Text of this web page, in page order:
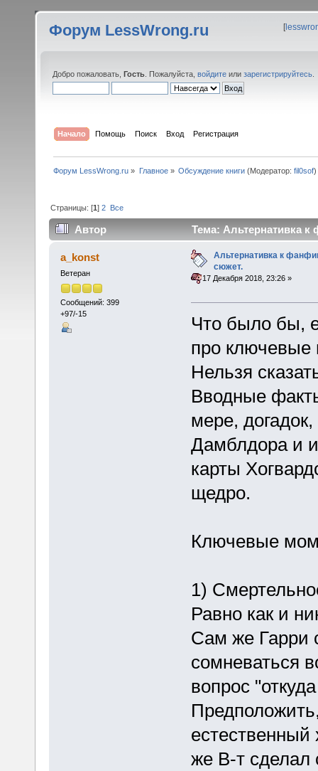
Форум LessWrong.ru [
Добро пожаловать, Гость . Пожалуйста, войдите или зарегистрируйтесь
Начало Помощь Поиск Вход Регистрация
Форум LessWrong.ru » Главное» Обсуждение книги(Модератор: fil0sof)
Страницы: [1]2 Все
Автор Тема: Альтернативка
a_konst
Ветеран
Сообщений: 399
+97/-15
Альтернативка к
сюжет.
«:17 Декабря 2018, 23:26 »
Что было бы,
про
Нельзя
Вводные
мере,
Дамблдора и
карты
щедро.
Ключевые
1)
Равно как и
Сам же Гарри
сомневаться
вопрос
естественный
же В-т сделал